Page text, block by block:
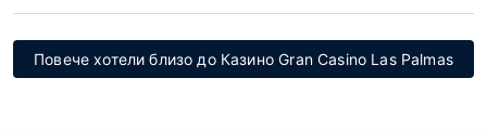
Повече хотели близо до Казино Gran Casino Las Palmas